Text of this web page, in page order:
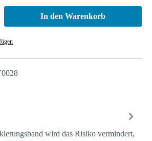
Gib den gewünschten Wert
In den Warenkorb
wird das Risiko vermindert,